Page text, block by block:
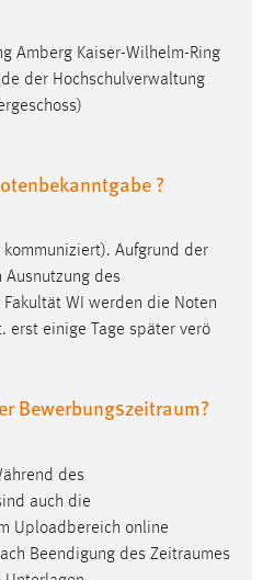
Amberg Kaiser-Wilhelm-Ring
der Hochschulverwaltung
?
Aufgrund der
des
Fakultät WI werden die Noten
erst einige Tage später verö
Bewerbungszeitraum?
des
auch die
Uploadbereich online
Beendigung des Zeitraumes